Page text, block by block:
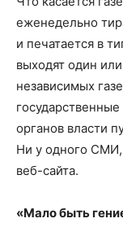
еженедельно
и печатается в
выходят один
независимых
органов власти
Ни у одного СМИ,
веб-сайта.
«Мало быть